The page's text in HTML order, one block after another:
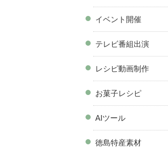
イベント開催
テレビ番組出演
レシピ動画制作
お菓子レシピ
AIツール
徳島特産素材